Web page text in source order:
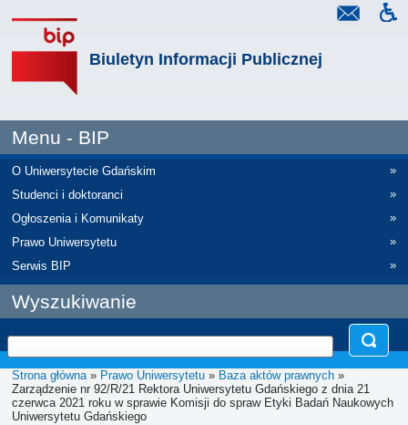
Biuletyn Informacji Publicznej
Menu - BIP
O Uniwersytecie Gdańskim
»
Studenci i doktoranci
»
Ogłoszenia i Komunikaty
»
Prawo Uniwersytetu
»
Serwis BIP
»
Wyszukiwanie
Strona główna» Prawo Uniwersytetu » Baza aktów prawnych »
Zarządzenie nr 92/R/21 Rektora Uniwersytetu Gdańskiego z dnia 21
czerwca 2021 roku w sprawie Komisji do spraw Etyki Badań Naukowych
Uniwersytetu Gdańskiego